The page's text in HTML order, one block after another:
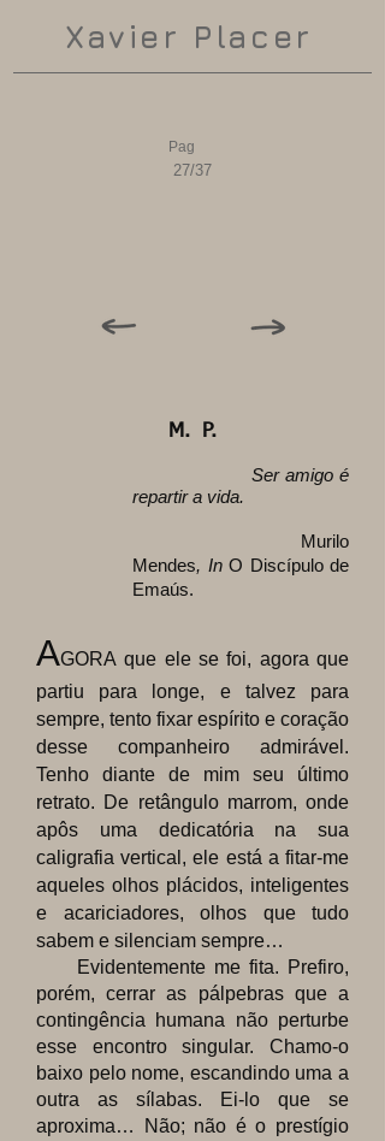
Xavier Placer
Ser amigo é
repartir a vida.
Murilo
Mendes, In O Discípulo de
Emaús.
AGORA que ele se foi, agora que
partiu para longe, e talvez para
sempre, tento fixar espírito e coração
desse companheiro admirável.
Tenho diante de mim seu último
retrato. De retângulo marrom, onde
apôs uma dedicatória na sua
caligrafia vertical, ele está a fitar-me
aqueles olhos plácidos, inteligentes
e acariciadores, olhos que tudo
sabem e silenciam sempre…
Evidentemente me fita. Prefiro,
porém, cerrar as pálpebras que a
contingência humana não perturbe
esse encontro singular. Chamo-o
baixo pelo nome, escandindo uma a
outra as sílabas. Ei-lo que se
aproxima… Não; não é o prestígio
M. P.
Pag
27/37